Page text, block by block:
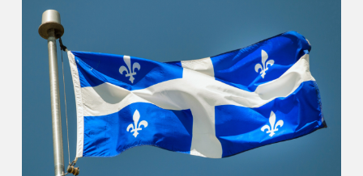
réagit
l’introduction
projet